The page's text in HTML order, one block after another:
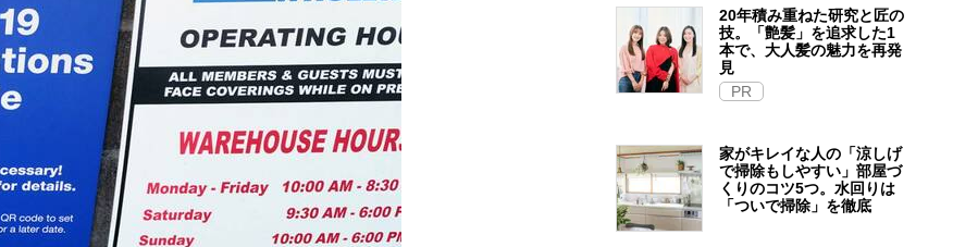
20年積み重ねた研究と匠の
技。「艶髪」を追求した1
本で、大人髪の魅力を再発
見
PR
家がキレイな人の「涼しげ
で掃除もしやすい」部屋づ
くりのコツ5つ。水回りは
「ついで掃除」を徹底